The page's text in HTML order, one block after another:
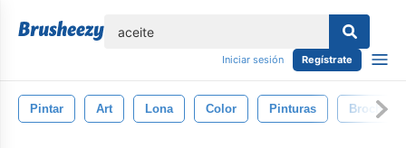
Iniciar sesión Regístrate
Pintar Art Lona Color Pinturas Brocha